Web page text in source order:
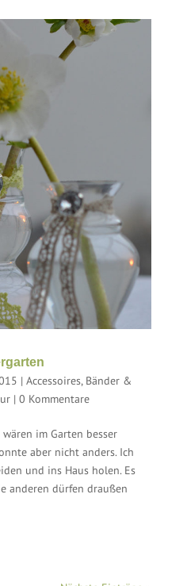
| Accessoires, Bänder &
| 0 Kommentare
im Garten besser
aber nicht anders. Ich
und ins Haus holen. Es
anderen dürfen draußen